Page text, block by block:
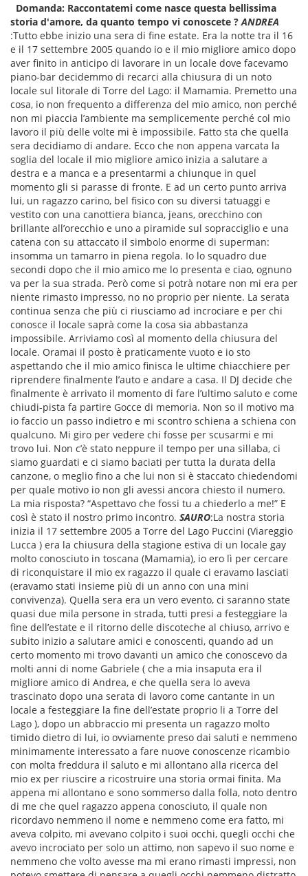
Domanda: Raccontatemi come nasce questa bellissima
storia d'amore, da quanto tempo vi conoscete ? ANDREA
:Tutto ebbe inizio una sera di fine estate. Era la notte tra il 16
e il 17 settembre 2005 quando io e il mio migliore amico dopo
aver finito in anticipo di lavorare in un locale dove facevamo
piano-bar decidemmo di recarci alla chiusura di un noto
locale sul litorale di Torre del Lago: il Mamamia. Premetto una
cosa, io non frequento a differenza del mio amico, non perché
non mi piaccia l’ambiente ma semplicemente perché col mio
lavoro il più delle volte mi è impossibile. Fatto sta che quella
sera decidiamo di andare. Ecco che non appena varcata la
soglia del locale il mio migliore amico inizia a salutare a
destra e a manca e a presentarmi a chiunque in quel
momento gli si parasse di fronte. E ad un certo punto arriva
lui, un ragazzo carino, bel fisico con su diversi tatuaggi e
vestito con una canottiera bianca, jeans, orecchino con
brillante all’orecchio e uno a piramide sul sopracciglio e una
catena con su attaccato il simbolo enorme di superman:
insomma un tamarro in piena regola. Io lo squadro due
secondi dopo che il mio amico me lo presenta e ciao, ognuno
va per la sua strada. Però come si potrà notare non mi era per
niente rimasto impresso, no no proprio per niente. La serata
continua senza che più ci riusciamo ad incrociare e per chi
conosce il locale saprà come la cosa sia abbastanza
impossibile. Arriviamo così al momento della chiusura del
locale. Oramai il posto è praticamente vuoto e io sto
aspettando che il mio amico finisca le ultime chiacchiere per
riprendere finalmente l’auto e andare a casa. Il DJ decide che
finalmente è arrivato il momento di fare l’ultimo saluto e come
chiudi-pista fa partire Gocce di memoria. Non so il motivo ma
io faccio un passo indietro e mi scontro schiena a schiena con
qualcuno. Mi giro per vedere chi fosse per scusarmi e mi
trovo lui. Non c’è stato neppure il tempo per una sillaba, ci
siamo guardati e ci siamo baciati per tutta la durata della
canzone, o meglio fino a che lui non si è staccato chiedendomi
per quale motivo io non gli avessi ancora chiesto il numero.
La mia risposta? “Aspettavo che fossi tu a chiederlo a me!” E
così è stato il nostro primo incontro. SAURO:La nostra storia
inizia il 17 settembre 2005 a Torre del Lago Puccini (Viareggio
Lucca ) era la chiusura della stagione estiva di un locale gay
molto conosciuto in toscana (Mamamia), io ero lì per cercare
di riconquistare il mio ex ragazzo il quale ci eravamo lasciati
(eravamo stati insieme più di un anno con una mini
convivenza). Quella sera era un vero evento, ci saranno state
quasi due mila persone in strada, tutti presi a festeggiare la
fine dell’estate e il ritorno delle discoteche al chiuso, arrivo e
subito inizio a salutare amici e conoscenti, quando ad un
certo momento mi trovo davanti un amico che conoscevo da
molti anni di nome Gabriele ( che a mia insaputa era il
migliore amico di Andrea, e che quella sera lo aveva
trascinato dopo una serata di lavoro come cantante in un
locale a festeggiare la fine dell’estate proprio li a Torre del
Lago ), dopo un abbraccio mi presenta un ragazzo molto
timido dietro di lui, io ovviamente preso dai saluti e nemmeno
minimamente interessato a fare nuove conoscenze ricambio
con molta freddura il saluto e mi allontano alla ricerca del
mio ex per riuscire a ricostruire una storia ormai finita. Ma
appena mi allontano e sono sommerso dalla folla, noto dentro
di me che quel ragazzo appena conosciuto, il quale non
ricordavo nemmeno il nome e nemmeno come era fatto, mi
aveva colpito, mi avevano colpito i suoi occhi, quegli occhi che
avevo incrociato per solo un attimo, non sapevo il suo nome e
nemmeno che volto avesse ma mi erano rimasti impressi, non